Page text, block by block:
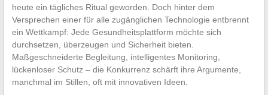
heute ein tägliches Ritual geworden. Doch hinter dem
Versprechen einer für alle zugänglichen Technologie entbrennt
ein Wettkampf: Jede Gesundheitsplattform möchte sich
durchsetzen, überzeugen und Sicherheit bieten.
Maßgeschneiderte Begleitung, intelligentes Monitoring,
lückenloser Schutz – die Konkurrenz schärft ihre Argumente,
manchmal im Stillen, oft mit innovativen Ideen.